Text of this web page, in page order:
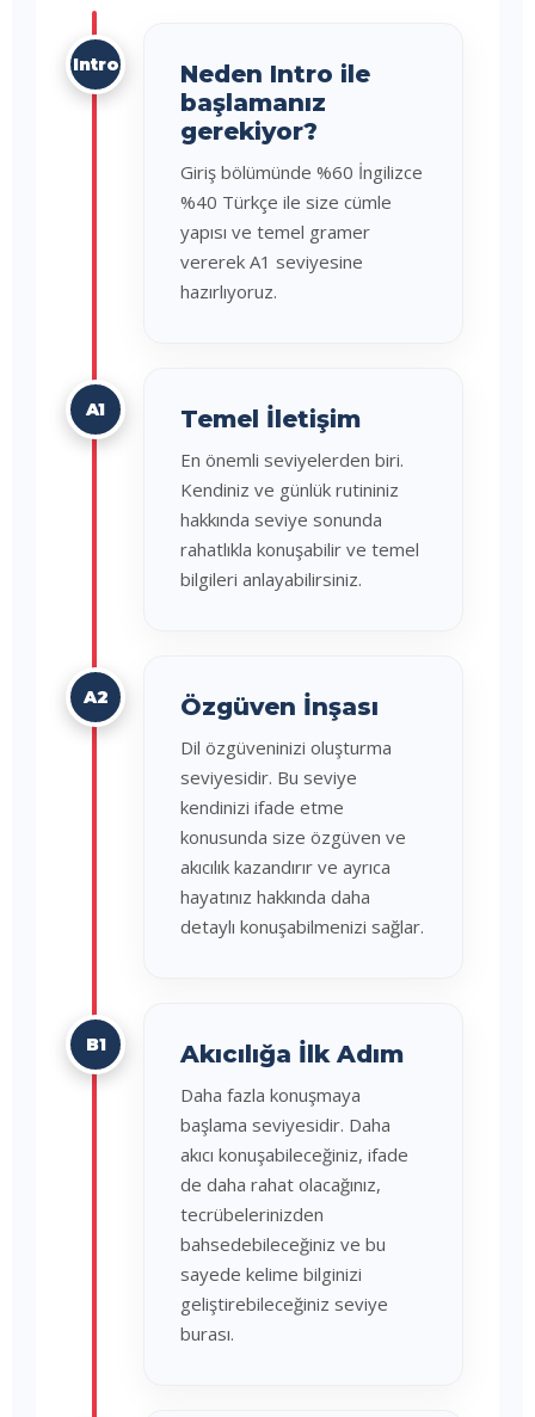
Intro
Neden Intro ile
başlamanız
gerekiyor?
Giriş bölümünde %60 İngilizce
%40 Türkçe ile size cümle
yapısı ve temel gramer
vererek A1 seviyesine
hazırlıyoruz.
A1 Temel İletişim
En önemli seviyelerden biri.
Kendiniz ve günlük rutininiz
hakkında seviye sonunda
rahatlıkla konuşabilir ve temel
bilgileri anlayabilirsiniz.
A2 Özgüven İnşası
Dil özgüveninizi oluşturma
seviyesidir. Bu seviye
kendinizi ifade etme
konusunda size özgüven ve
akıcılık kazandırır ve ayrıca
hayatınız hakkında daha
detaylı konuşabilmenizi sağlar.
B1 Akıcılığa İlk Adım
Daha fazla konuşmaya
başlama seviyesidir. Daha
akıcı konuşabileceğiniz, ifade
de daha rahat olacağınız,
tecrübelerinizden
bahsedebileceğiniz ve bu
sayede kelime bilginizi
geliştirebileceğiniz seviye
burası.